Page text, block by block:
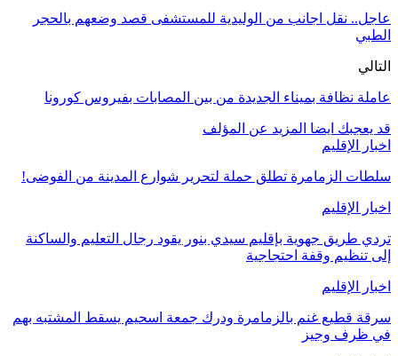
عاجل.. نقل اجانب من الوليدية للمستشفى قصد وضعهم بالحجر
الطبي
التالي
عاملة نظافة بميناء الجديدة من بين المصابات بفيروس كورونا
قد يعجبك ايضا المزيد عن المؤلف
اخبار الإقليم
سلطات الزمامرة تطلق حملة لتحرير شوارع المدينة من الفوضى!
اخبار الإقليم
تردي طريق جهوية بإقليم سيدي بنور يقود رجال التعليم والساكنة
إلى تنظيم وقفة احتجاجية
اخبار الإقليم
سرقة قطيع غنم بالزمامرة ودرك جمعة اسحيم يسقط المشتبه بهم
في ظرف وجيز